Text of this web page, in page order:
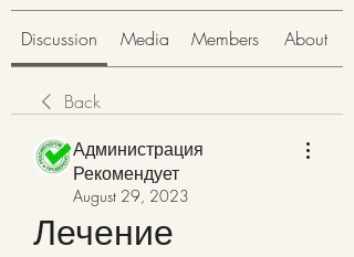
Discussion Media Members About
Back
Администрация
Рекомендует
August 29, 2023
Лечение